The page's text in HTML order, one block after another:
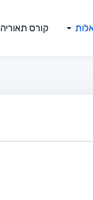
קורס תאוריה